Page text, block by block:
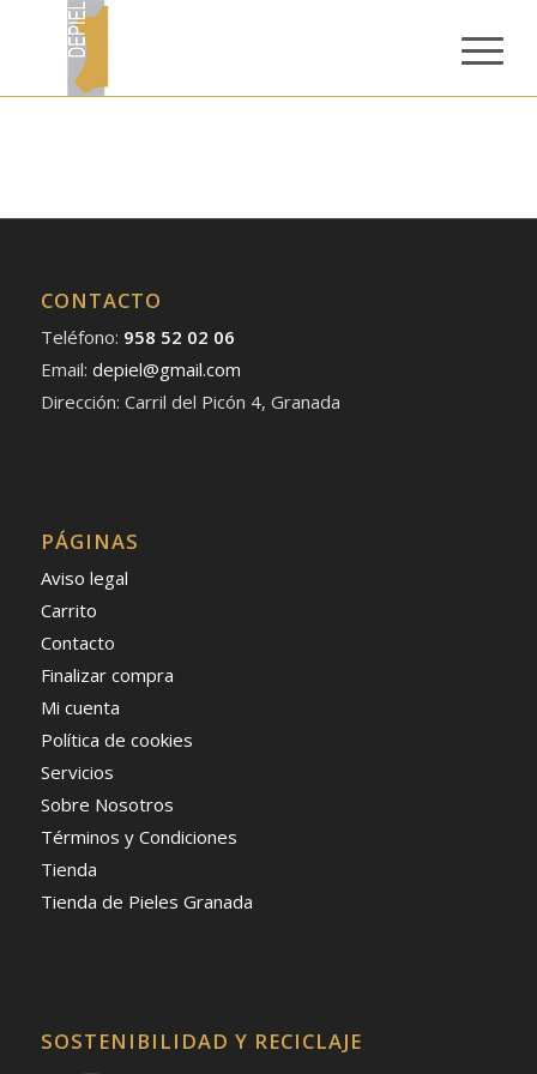
CONTACTO
Teléfono: 958 52 02 06
Email: depiel@gmail.com
Dirección: Carril del Picón 4, Granada
PÁGINAS
Aviso legal
Carrito
Contacto
Finalizar compra
Mi cuenta
Política de cookies
Servicios
Sobre Nosotros
Términos y Condiciones
Tienda
Tienda de Pieles Granada
SOSTENIBILIDAD Y RECICLAJE